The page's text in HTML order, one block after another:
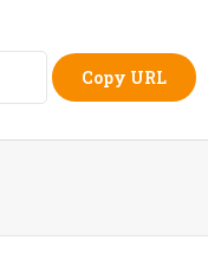
Copy URL
Petani